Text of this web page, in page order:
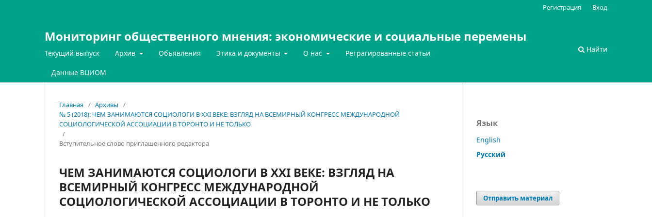
Мониторинг общественного мнения: экономические и социальные перемены
Текущий выпуск Архив Объявления Этика и документы О нас Ретрагированные статьи
Данные ВЦИОМ
Найти
Регистрация Вход
Главная / Архивы
/
№ 5 (2018): ЧЕМ ЗАНИМАЮТСЯ СОЦИОЛОГИ В XXI ВЕКЕ: ВЗГЛЯД НА ВСЕМИРНЫЙ КОНГРЕСС МЕЖДУНАРОДНОЙ
СОЦИОЛОГИЧЕСКОЙ АССОЦИАЦИИ В ТОРОНТО И НЕ ТОЛЬКО
/
Вступительное слово приглашенного редактора
ЧЕМ ЗАНИМАЮТСЯ СОЦИОЛОГИ В XXI ВЕКЕ: ВЗГЛЯД НА
ВСЕМИРНЫЙ КОНГРЕСС МЕЖДУНАРОДНОЙ
СОЦИОЛОГИЧЕСКОЙ АССОЦИАЦИИ В ТОРОНТО И НЕ ТОЛЬКО
Язык
English
Русский
Отправить материал